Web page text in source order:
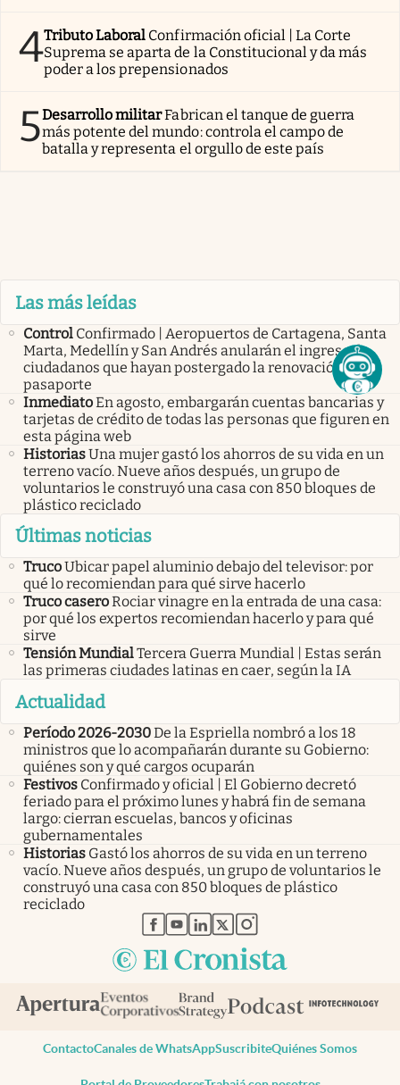
4Tributo Laboral Confirmación oficial | La Corte
Suprema se aparta de la Constitucional y da más
poder a los prepensionados
5Desarrollo militarFabrican el tanque de guerra
más potente del mundo: controla el campo de
batalla y representa el orgullo de este país
Las más leídas
Control Confirmado | Aeropuertos de Cartagena, Santa
Marta, Medellín y San Andrés anularán el ingreso de
ciudadanos que hayan postergado la renovación del
pasaporte
InmediatoEn agosto, embargarán cuentas bancarias y
tarjetas de crédito de todas las personas que figuren en
esta página web
HistoriasUna mujer gastó los ahorros de su vida en un
terreno vacío. Nueve años después, un grupo de
voluntarios le construyó una casa con 850 bloques de
plástico reciclado
Últimas noticias
TrucoUbicar papel aluminio debajo del televisor: por
qué lo recomiendan para qué sirve hacerlo
Truco caseroRociar vinagre en la entrada de una casa:
por qué los expertos recomiendan hacerlo y para qué
sirve
Tensión MundialTercera Guerra Mundial | Estas serán
las primeras ciudades latinas en caer, según la IA
Actualidad
Período 2026-2030De la Espriella nombró a los 18
ministros que lo acompañarán durante su Gobierno:
quiénes son y qué cargos ocuparán
Festivos Confirmado y oficial | El Gobierno decretó
feriado para el próximo lunes y habrá fin de semana
largo: cierran escuelas, bancos y oficinas
gubernamentales
Historias Gastó los ahorros de su vida en un terreno
vacío. Nueve años después, un grupo de voluntarios le
construyó una casa con 850 bloques de plástico
reciclado
abre en nueva pestaña
abre en nueva pestaña
abre en nueva pestaña
abre en nueva pestaña
abre en nueva pestaña
ContactoCanales de WhatsAppSuscribiteQuiénes Somos